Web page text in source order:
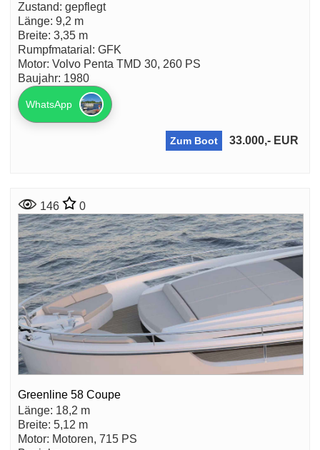
Zustand: gepflegt
Länge: 9,2 m
Breite: 3,35 m
Rumpfmatarial: GFK
Motor: Volvo Penta TMD 30, 260 PS
Baujahr: 1980
WhatsApp
Zum Boot 33.000,- EUR
146 0
Greenline 58 Coupe
Länge: 18,2 m
Breite: 5,12 m
Motor: Motoren, 715 PS